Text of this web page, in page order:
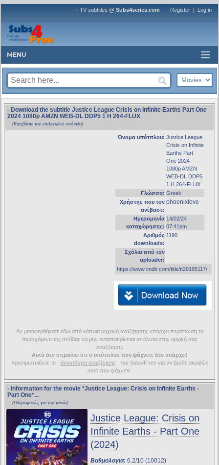
+ TV subtitles @ Subs4series.com Register | Log in
MENU
- Download the subtitle Justice League Crisis on Infinite Earths Part One
2024 1080p AMZN WEB-DL DDP5 1 H 264-FLUX
(Κατεβάστε τον επιλεγμένο υπότιτλο)
Όνομα υπότιτλου: Justice League
Crisis on Infinite
Earths Part
One 2024
1080p AMZN
WEB-DL DDP5
1 H 264-FLUX
Γλώσσα: Greek
Χρήστης που τον
ανέβασε:
phoenixlove
Ημερομηνία
καταχώρησης:
14/02/24
07:41pm
Αριθμός
downloads:
1190
Σχόλια από τον
uploader:
https://www imdb com/title/tt29195117/
Αν μεταφερθήκατε εδώ από κάποια μηχανή αναζήτησης υπάρχει περίπτωση το
περιεχόμενο της σελίδας να μην ανταποκρίνεται απόλυτα στην αρχική σας
αναζήτηση.
Αυτό δεν σημαίνει ότι ο υπότιτλος που ψάχνετε δεν υπάρχει!
Χρησιμοποιήστε τη
δυνατότητα αναζήτησης
του Subs4Free για να βρείτε ακριβώς
αυτό που ψάχνετε.
- Information for the movie *Justice League: Crisis on Infinite Earths -
Part One*...
(Πληροφορίες για την ταινία)
Justice League: Crisis on
Infinite Earths - Part One
(2024)
Βαθμολογία: 6.2/10 (10012)